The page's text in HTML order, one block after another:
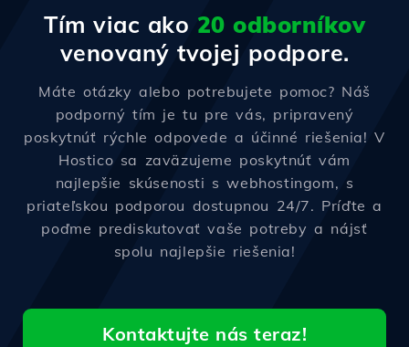
Tím viac ako 20 odborníkov
venovaný tvojej podpore.
Máte otázky alebo potrebujete pomoc? Náš
podporný tím je tu pre vás, pripravený
poskytnúť rýchle odpovede a účinné riešenia! V
Hostico sa zaväzujeme poskytnúť vám
najlepšie skúsenosti s webhostingom, s
priateľskou podporou dostupnou 24/7. Príďte a
poďme prediskutovať vaše potreby a nájsť
spolu najlepšie riešenia!
Kontaktujte nás teraz!